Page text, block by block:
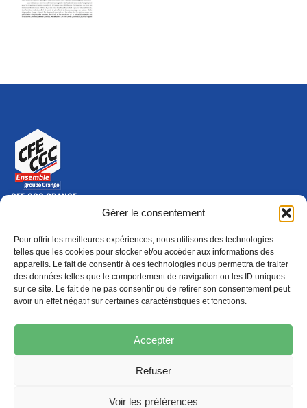
Gérer le consentement
Pour offrir les meilleures expériences, nous utilisons des technologies
telles que les cookies pour stocker et/ou accéder aux informations des
appareils. Le fait de consentir à ces technologies nous permettra de traiter
des données telles que le comportement de navigation ou les ID uniques
sur ce site. Le fait de ne pas consentir ou de retirer son consentement peut
avoir un effet négatif sur certaines caractéristiques et fonctions.
Accepter
Refuser
Voir les préférences
CFE-CGC ORANGE
10-12 rue Saint Amand, 75015 Paris Cedex 15
Nous contacter
01 46 79 28 74
S'ABONNER(NOUVELLE FENÊTRE)
ADHÉRER
Épargne
(nouvelle fenêtre) Formation
(nouvelle fenêtre)
POLITIQUE DE COOKIES